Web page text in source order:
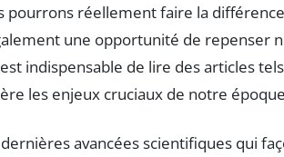
pourrons réellement faire la
une opportunité de repenser
indispensable de lire des articles
les enjeux cruciaux de notre